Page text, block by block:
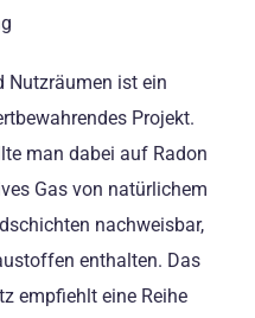
Nutzräumen ist ein
Projekt.
man dabei auf Radon
Gas von natürlichem
nachweisbar,
enthalten. Das
empfiehlt eine Reihe